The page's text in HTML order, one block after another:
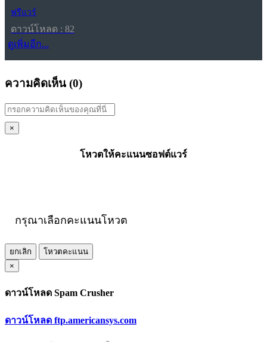
ฟรีแวร์
ดาวน์โหลด : 82
ดูเพิ่มอีก...
ความคิดเห็น (0)
×
โหวตให้คะแนนซอฟต์แวร์
กรุณาเลือกคะแนนโหวต
ยกเลิก
โหวตคะแนน
×
ดาวน์โหลด Spam Crusher
ดาวน์โหลด ftp.americansys.com